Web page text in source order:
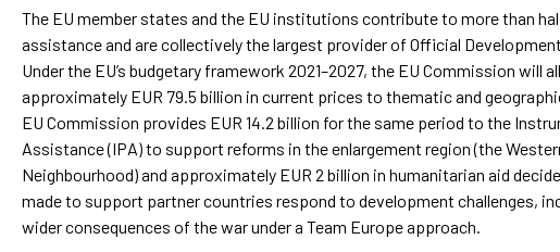
The EU member states and the EU institutions contribute to more than
assistance and are collectively the largest provider of Official
Under the EU’s budgetary framework 2021–2027, the EU Commission will
approximately EUR 79.5 billion in current prices to thematic and
EU Commission provides EUR 14.2 billion for the same period to the
Assistance (IPA) to support reforms in the enlargement region (the
Neighbourhood) and approximately EUR 2 billion in humanitarian aid
made to support partner countries respond to development challenges,
wider consequences of the war under a Team Europe approach.